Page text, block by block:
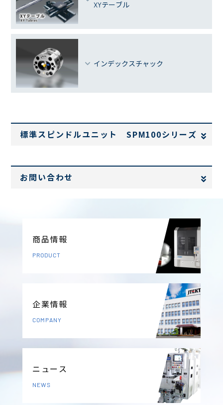
XYテーブル
インデックスチャック
標準スピンドルユニット SPM100シリーズ
お問い合わせ
商品情報
PRODUCT
企業情報
COMPANY
ニュース
NEWS